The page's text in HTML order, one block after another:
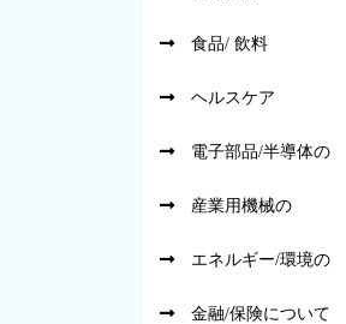
食品/ 飲料
ヘルスケア
電子部品/半導体の
産業用機械の
エネルギー/環境の
金融/保険について